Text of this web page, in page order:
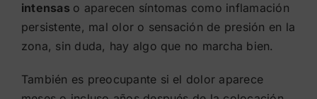
intensas o aparecen síntomas como inflamación
persistente, mal olor o sensación de presión en la
zona, sin duda, hay algo que no marcha bien.
También es preocupante si el dolor aparece